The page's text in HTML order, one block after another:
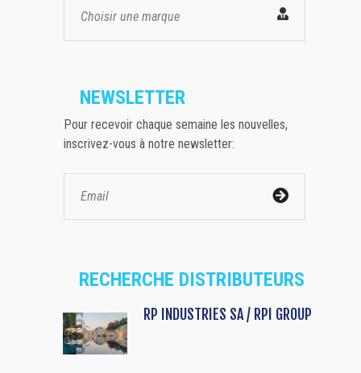
Choisir une marque
NEWSLETTER
Pour recevoir chaque semaine les nouvelles,
inscrivez-vous à notre newsletter:
RECHERCHE DISTRIBUTEURS
RP INDUSTRIES SA / RPI GROUP